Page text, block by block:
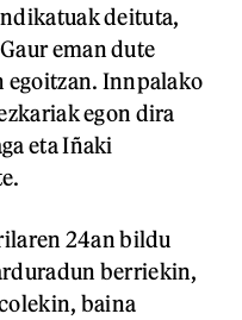
deituta,
eman dute
egoitzan. Innpalako
egon dira
eta Iñaki
24an bildu
berriekin,
baina